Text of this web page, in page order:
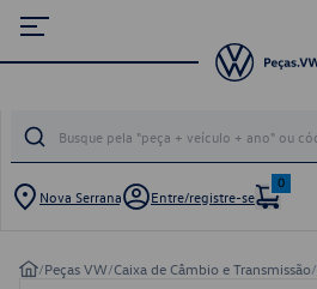
Nova Serrana Entre/registre-se
0
/Peças VW/Caixa de Câmbio e Transmissão/